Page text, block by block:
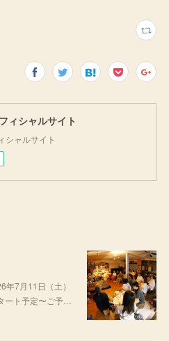
ィシャルサイト
シャルサイト
7月11日（土）
ート予定〜ご予…